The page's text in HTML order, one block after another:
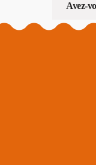
Avez-